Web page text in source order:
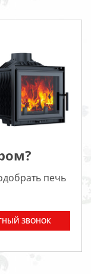
печь
ЗВОНОК